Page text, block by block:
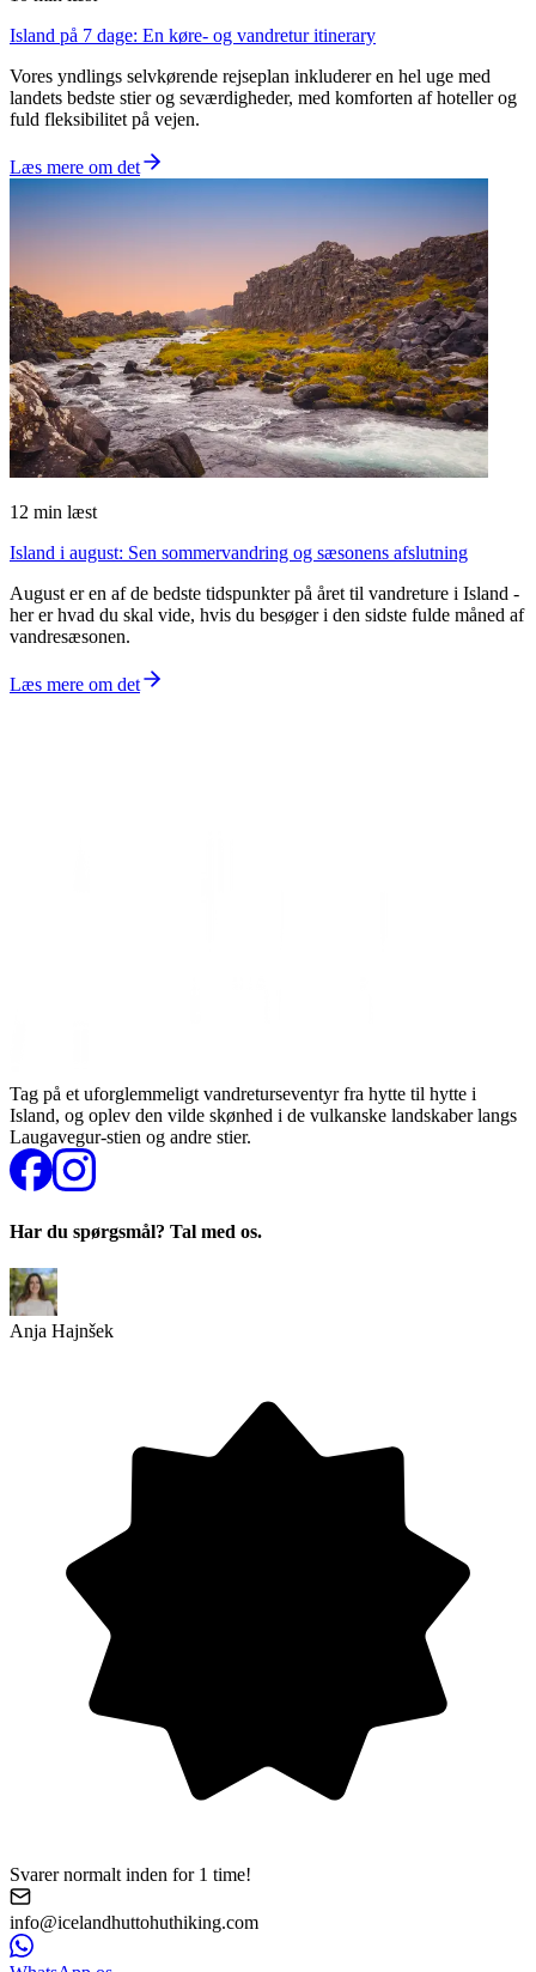
Island på 7 dage: En køre- og vandretur itinerary
Vores yndlings selvkørende rejseplan inkluderer en hel uge med
landets bedste stier og seværdigheder, med komforten af hoteller og
fuld fleksibilitet på vejen.
Læs mere om det
12 min læst
Island i august: Sen sommervandring og sæsonens afslutning
August er en af de bedste tidspunkter på året til vandreture i Island -
her er hvad du skal vide, hvis du besøger i den sidste fulde måned af
vandresæsonen.
Læs mere om det
Tag på et uforglemmeligt vandreturseventyr fra hytte til hytte i
Island, og oplev den vilde skønhed i de vulkanske landskaber langs
Laugavegur-stien og andre stier.
Har du spørgsmål? Tal med os.
Anja Hajnšek
Svarer normalt inden for 1 time!
info@icelandhuttohuthiking.com